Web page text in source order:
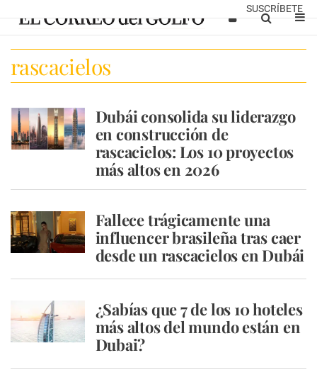
SUSCRÍBETE
rascacielos
Dubái consolida su liderazgo
en construcción de
rascacielos: Los 10 proyectos
más altos en 2026
Fallece trágicamente una
influencer brasileña tras caer
desde un rascacielos en Dubái
¿Sabías que 7 de los 10 hoteles
más altos del mundo están en
Dubai?